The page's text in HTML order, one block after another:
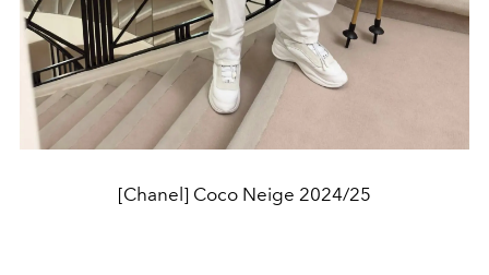
[Chanel] Coco Neige 2024/25